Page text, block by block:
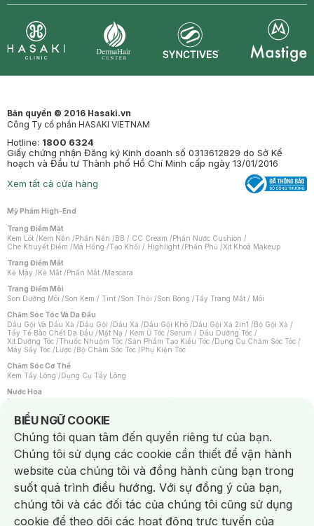
Bản quyền © 2016 Hasaki.vn
Công Ty cổ phần HASAKI VIETNAM
Hotline: 1800 6324
Giấy chứng nhận Đăng ký Kinh doanh số 0313612829 do Sở Kế
hoạch và Đầu tư Thành phố Hồ Chí Minh cấp ngày 13/01/2016
Xem tất cả cửa hàng
Mỹ Phẩm High-End
Trang Điểm Mặt
Kem Lót /Kem Nền /Phấn Nền /BB / CC Cream /Phấn Nước Cushion /
Che Khuyết Điểm /Má Hồng /Tạo Khối / Highlight /Phấn Phủ /Xịt Khoá Makeup
Trang Điểm Mắt
Kẻ Mày /Kẻ Mắt /Phấn Mắt /Mascara
Trang Điểm Môi
Son Dưỡng Môi /Son Kem / Tint /Son Thỏi /Son Bóng /Tẩy Trang Mắt / Môi
Chăm Sóc Tóc Và Da Đầu
Dầu Gội Và Dầu Xả /Dầu Gội /Dầu Xả /Dầu Gội Khô /Dầu Gội Xả 2in1 /Bộ Gội Xả /
Tẩy Tế Bào Chết Da Đầu /Mặt Nạ / Kem Ủ Tóc /Serum / Dầu Dưỡng Tóc /
Xịt Dưỡng Tóc /Thuốc Nhuộm Tóc /Sản Phẩm Tạo Kiểu Tóc /Dụng Cụ Chăm Sóc Tóc /
Máy Sấy Tóc /Lược /Bộ Chăm Sóc Tóc /Phụ Kiện Tóc
Chăm Sóc Cơ Thể
Kem Tẩy Lông /Dụng Cụ Tẩy Lông
Nước Hoa
Nước Hoa Nữ
Chăm Sóc Cá Nhân
Chống Muỗi /Khẩu Trang /Máy Massage/Mặt Nạ Xông Hơi /Nước Rửa Tay/
Sản Phẩm Chăm Sóc Khác /Bàn Chải Đánh Răng /Bàn Chải Điện/
Hỗ Trợ Trắng Răng/Kem Đánh Răng /Máy Tăm Nước/ Nước Súc Miệng/
Tăm / Chỉ Nha Khoa/ Xịt Thơm Miệng / Dung Dịch Vệ Sinh/Dưỡng Vùng Kín/
Khăn Ướt Vệ Sinh Vùng Kín/Băng Vệ Sinh/Tampon/Bọt Cạo Râu /Dao Cạo Râu/
Máy Cạo Râu
Vấn Đề Về Da
Da Dầu / Lỗ Chân Lông To/ Da Khô / Mất Nước/ Da Lão Hóa/ Da Mụn/
Da Nhạy Cảm / Kích Ứng
Da Xỉn Màu Thâm / Nám / Tàn Nhang
Quầng Thâm & Bọng Mắt /Sẹo /Viêm Da Cơ Địa
BIỂU NGỮ COOKIE
Notice about cookies usage
Chúng tôi quan tâm đến quyền riêng tư của bạn.
Chúng tôi sử dụng các cookie cần thiết để vận hành
website của chúng tôi và đồng hành cùng bạn trong
suốt quá trình điều hướng. Với sự đồng ý của bạn,
chúng tôi và các đối tác của chúng tôi cũng sử dụng
cookie để theo dõi các hoạt động trực tuyến của